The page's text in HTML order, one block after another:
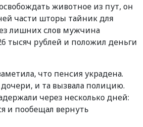
животное из пут, он
части шторы тайник для
лишних слов мужчина
тысяч рублей и положил деньги
что пенсия украдена.
и та вызвала полицию.
через несколько дней:
и пообещал вернуть